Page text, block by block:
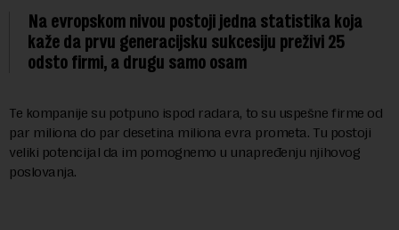
Na evropskom nivou postoji jedna statistika koja
kaže da prvu generacijsku sukcesiju preživi 25
odsto firmi, a drugu samo osam
Te kompanije su potpuno ispod radara, to su uspešne firme od
par miliona do par desetina miliona evra prometa. Tu postoji
veliki potencijal da im pomognemo u unapređenju njihovog
poslovanja.